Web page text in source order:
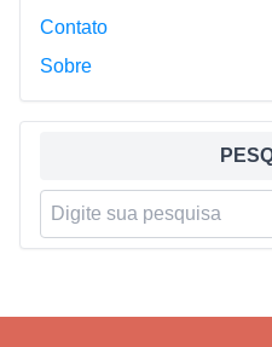
Contato
Sobre
Pesquisar por: